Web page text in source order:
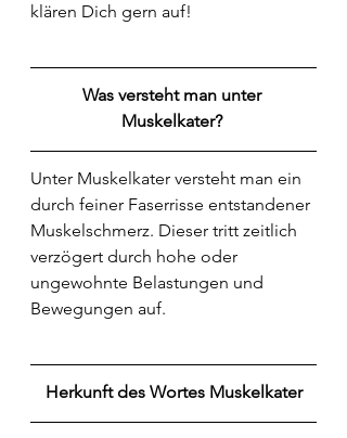
klären Dich gern auf!
Was versteht man unter
Muskelkater?
Unter Muskelkater versteht man ein
durch feiner Faserrisse entstandener
Muskelschmerz. Dieser tritt zeitlich
verzögert durch hohe oder
ungewohnte Belastungen und
Bewegungen auf.
Herkunft des Wortes Muskelkater